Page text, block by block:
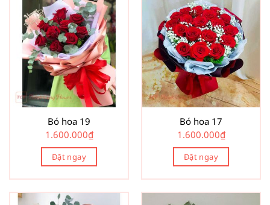
Bó hoa 19
1.600.000₫
Đặt ngay
Bó hoa 17
1.600.000₫
Đặt ngay